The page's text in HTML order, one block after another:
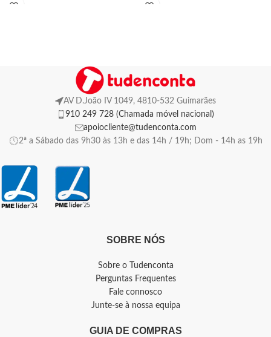
AV D.João IV 1049, 4810-532 Guimarães
910 249 728 (Chamada móvel nacional)
apoiocliente@tudenconta.com
2ª a Sábado das 9h30 às 13h e das 14h / 19h; Dom - 14h as 19h
SOBRE NÓS
Sobre o Tudenconta
Perguntas Frequentes
Fale connosco
Junte-se à nossa equipa
GUIA DE COMPRAS